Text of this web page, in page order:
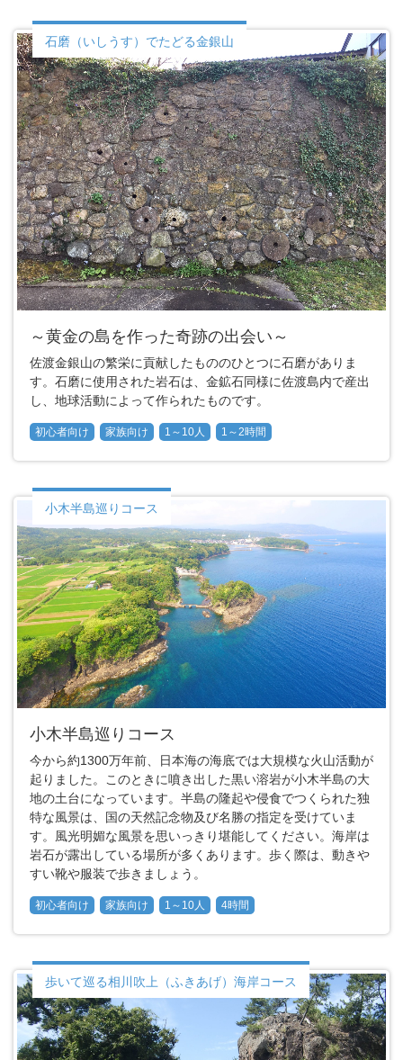
石磨（いしうす）でたどる金銀山
～黄金の島を作った奇跡の出会い～
佐渡金銀山の繁栄に貢献したもののひとつに石磨がありま
す。石磨に使用された岩石は、金鉱石同様に佐渡島内で産出
し、地球活動によって作られたものです。
初心者向け 家族向け 1～10人 1～2時間
小木半島巡りコース
小木半島巡りコース
今から約1300万年前、日本海の海底では大規模な火山活動が
起りました。このときに噴き出した黒い溶岩が小木半島の大
地の土台になっています。半島の隆起や侵食でつくられた独
特な風景は、国の天然記念物及び名勝の指定を受けていま
す。風光明媚な風景を思いっきり堪能してください。海岸は
岩石が露出している場所が多くあります。歩く際は、動きや
すい靴や服装で歩きましょう。
初心者向け 家族向け 1～10人 4時間
歩いて巡る相川吹上（ふきあげ）海岸コース